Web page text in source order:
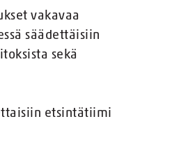
vakavaa
säädettäisiin
sekä
etsintätiimi